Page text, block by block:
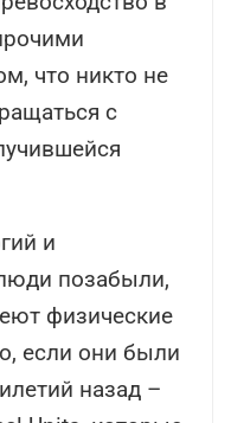
что никто не
с
и
позабыли,
физические
если они были
назад –